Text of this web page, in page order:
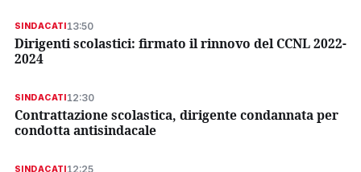
SINDACATI13:50
Dirigenti scolastici: firmato il rinnovo del CCNL 2022-
2024
SINDACATI12:30
Contrattazione scolastica, dirigente condannata per
condotta antisindacale
SINDACATI12:25